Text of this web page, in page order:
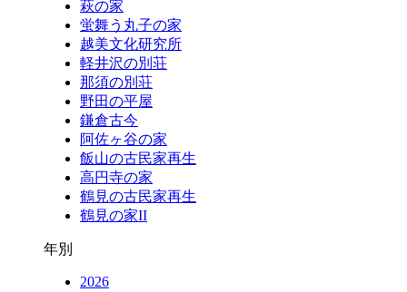
萩の家
蛍舞う丸子の家
越美文化研究所
軽井沢の別荘
那須の別荘
野田の平屋
鎌倉古今
阿佐ヶ谷の家
飯山の古民家再生
高円寺の家
鶴見の古民家再生
鶴見の家II
年別
2026